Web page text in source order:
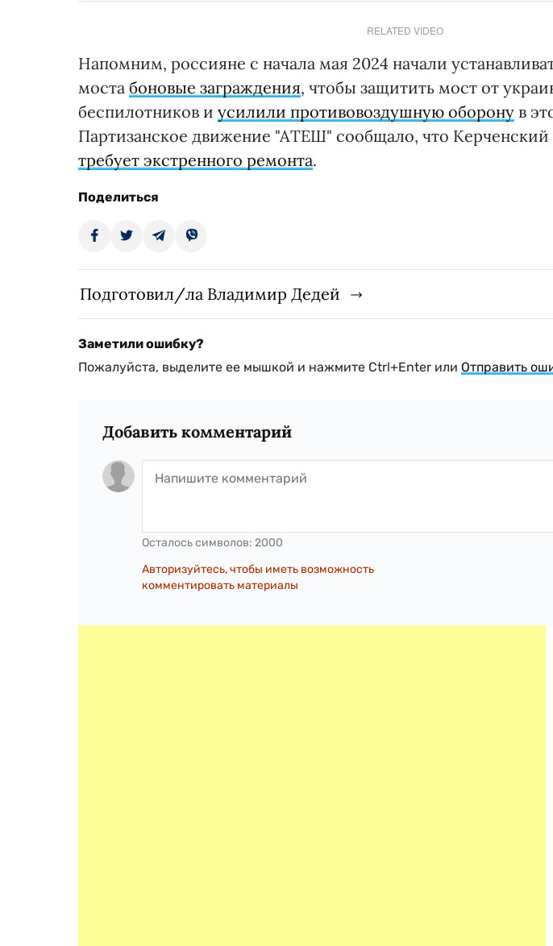
RELATED VIDEO
Напомним, россияне с начала мая 2024 начали
моста боновые заграждения, чтобы защитить мост от
беспилотников и усилили противовоздушную оборону в
Партизанское движение "АТЕШ" сообщало, что
требует экстренного ремонта.
Поделиться
Подготовил/ла Владимир Дедей
Заметили ошибку?
Пожалуйста, выделите ее мышкой и нажмите Ctrl+Enter или Отправить
Добавить комментарий
Осталось символов: 2000
Авторизуйтесь, чтобы иметь возможность
комментировать материалы